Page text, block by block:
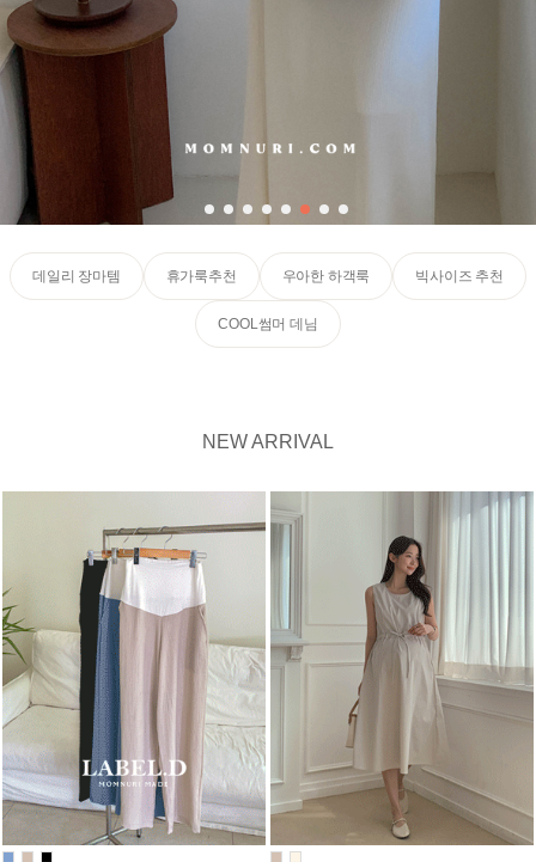
데일리 장마템 휴가룩추천 우아한 하객룩 빅사이즈 추천
COOL썸머 데님
NEW ARRIVAL